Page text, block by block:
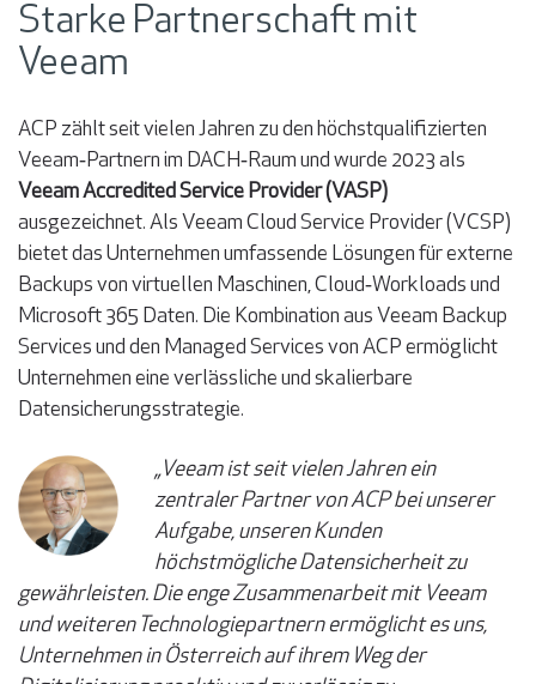
Starke Partnerschaft mit
Veeam
ACP zählt seit vielen Jahren zu den höchstqualifizierten
Veeam‑Partnern im DACH‑Raum und wurde 2023 als
Veeam Accredited Service Provider (VASP)
ausgezeichnet. Als Veeam Cloud Service Provider (VCSP)
bietet das Unternehmen umfassende Lösungen für externe
Backups von virtuellen Maschinen, Cloud‑Workloads und
Microsoft 365 Daten. Die Kombination aus Veeam Backup
Services und den Managed Services von ACP ermöglicht
Unternehmen eine verlässliche und skalierbare
Datensicherungsstrategie.
„Veeam ist seit vielen Jahren ein
zentraler Partner von ACP bei unserer
Aufgabe, unseren Kunden
höchstmögliche Datensicherheit zu
gewährleisten. Die enge Zusammenarbeit mit Veeam
und weiteren Technologiepartnern ermöglicht es uns,
Unternehmen in Österreich auf ihrem Weg der